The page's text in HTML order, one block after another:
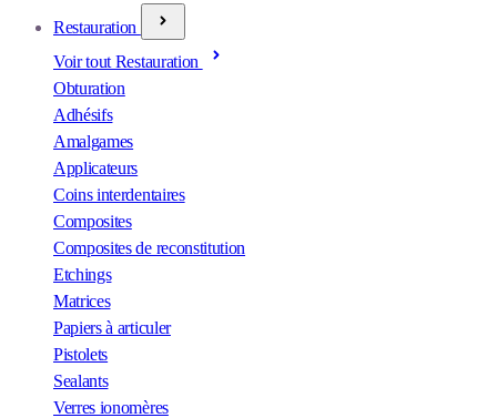
Restauration
Voir tout Restauration
Obturation
Adhésifs
Amalgames
Applicateurs
Coins interdentaires
Composites
Composites de reconstitution
Etchings
Matrices
Papiers à articuler
Pistolets
Sealants
Verres ionomères